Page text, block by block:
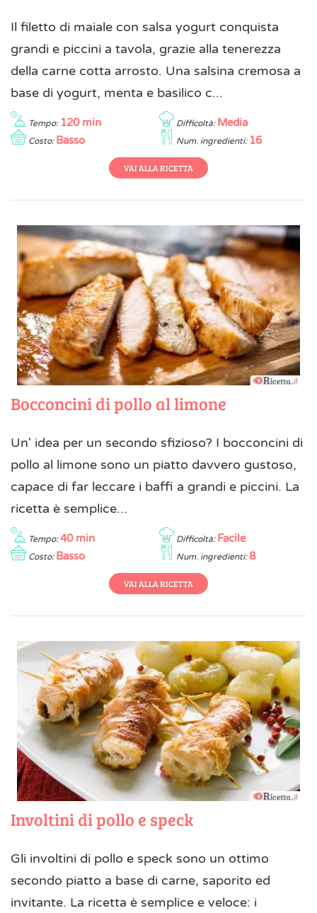
Il filetto di maiale con salsa yogurt conquista
grandi e piccini a tavola, grazie alla tenerezza
della carne cotta arrosto. Una salsina cremosa a
base di yogurt, menta e basilico c...
Tempo: 120 min Difficoltà: Media
Costo: Basso Num. ingredienti: 16
VAI ALLA RICETTA
Bocconcini di pollo al limone
Un' idea per un secondo sfizioso? I bocconcini di
pollo al limone sono un piatto davvero gustoso,
capace di far leccare i baffi a grandi e piccini. La
ricetta è semplice...
Tempo: 40 min Difficoltà: Facile
Costo: Basso Num. ingredienti: 8
VAI ALLA RICETTA
Involtini di pollo e speck
Gli involtini di pollo e speck sono un ottimo
secondo piatto a base di carne, saporito ed
invitante. La ricetta è semplice e veloce: i